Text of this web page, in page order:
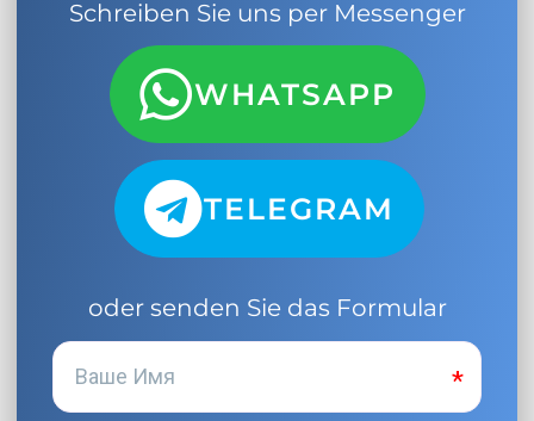
Schreiben Sie uns per Messenger
WHATSAPP
TELEGRAM
oder senden Sie das Formular